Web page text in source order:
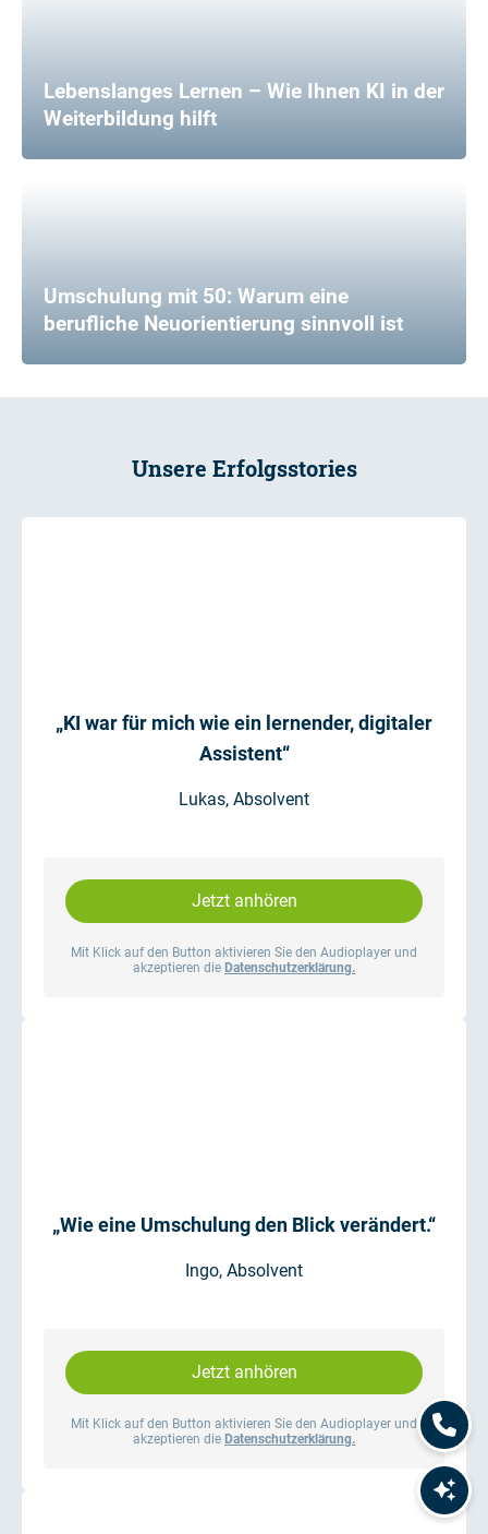
Lebenslanges Lernen – Wie Ihnen KI in der
Weiterbildung hilft
Umschulung mit 50: Warum eine
berufliche Neuorientierung sinnvoll ist
Unsere Erfolgsstories
„KI war für mich wie ein lernender, digitaler
Assistent“
Lukas, Absolvent
Jetzt anhören
Mit Klick auf den Button aktivieren Sie den Audioplayer und
akzeptieren die Datenschutzerklärung.
„Wie eine Umschulung den Blick verändert.“
Ingo, Absolvent
Jetzt anhören
Mit Klick auf den Button aktivieren Sie den Audioplayer und
akzeptieren die Datenschutzerklärung.